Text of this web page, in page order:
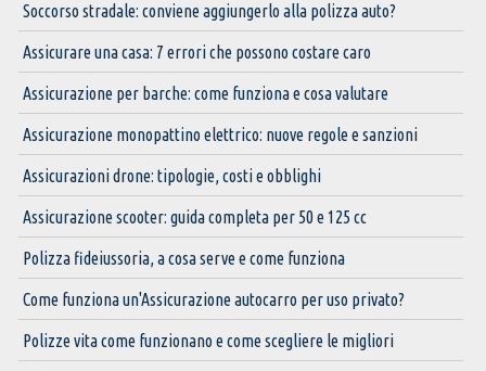
Soccorso stradale: conviene aggiungerlo alla polizza auto?
Assicurare una casa: 7 errori che possono costare caro
Assicurazione per barche: come funziona e cosa valutare
Assicurazione monopattino elettrico: nuove regole e sanzioni
Assicurazioni drone: tipologie, costi e obblighi
Assicurazione scooter: guida completa per 50 e 125 cc
Polizza fideiussoria, a cosa serve e come funziona
Come funziona un'Assicurazione autocarro per uso privato?
Polizze vita come funzionano e come scegliere le migliori